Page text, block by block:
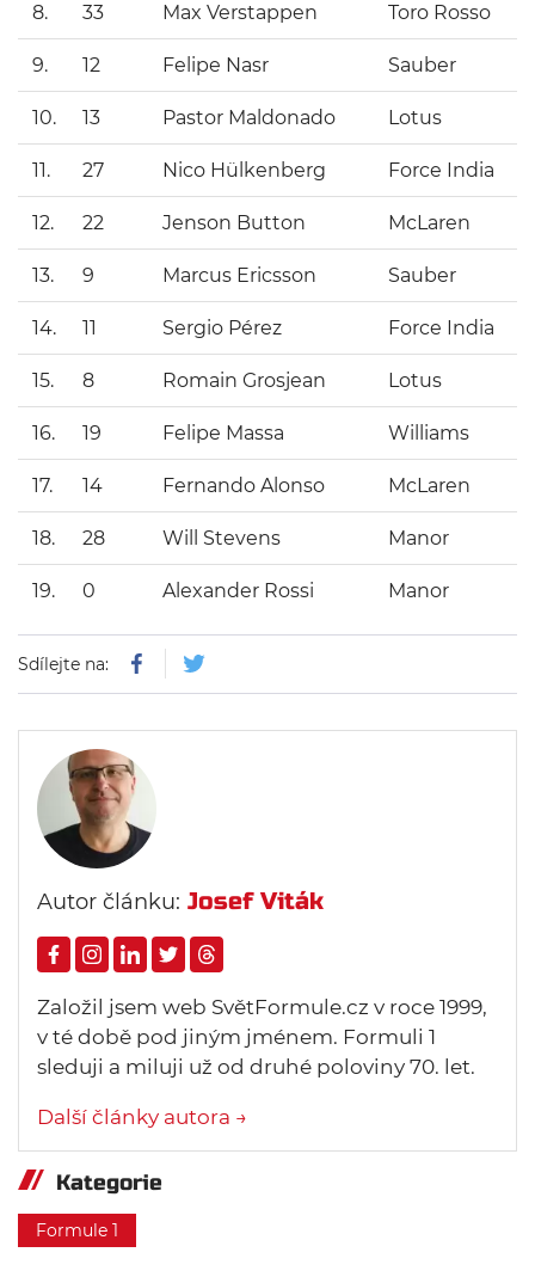
8. 33 Max Verstappen Toro Rosso
9. 12 Felipe Nasr Sauber
10. 13 Pastor Maldonado Lotus
11. 27 Nico Hülkenberg Force India
12. 22 Jenson Button McLaren
13. 9 Marcus Ericsson Sauber
14. 11 Sergio Pérez Force India
15. 8 Romain Grosjean Lotus
16. 19 Felipe Massa Williams
17. 14 Fernando Alonso McLaren
18. 28 Will Stevens Manor
19. 0 Alexander Rossi Manor
Sdílejte na:
Autor článku: Josef Viták
Založil jsem web SvětFormule.cz v roce 1999,
v té době pod jiným jménem. Formuli 1
sleduji a miluji už od druhé poloviny 70. let.
Další články autora →
Kategorie
Formule 1